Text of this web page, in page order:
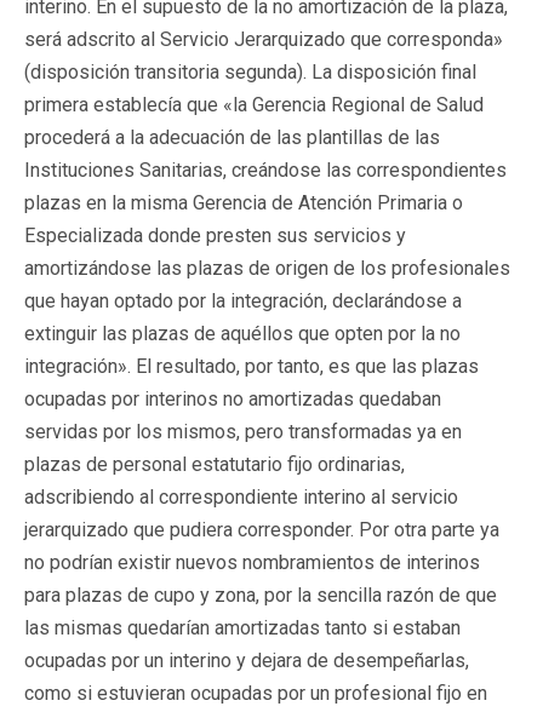
interino. En el supuesto de la no amortización de la plaza,
será adscrito al Servicio Jerarquizado que corresponda»
(disposición transitoria segunda). La disposición final
primera establecía que «la Gerencia Regional de Salud
procederá a la adecuación de las plantillas de las
Instituciones Sanitarias, creándose las correspondientes
plazas en la misma Gerencia de Atención Primaria o
Especializada donde presten sus servicios y
amortizándose las plazas de origen de los profesionales
que hayan optado por la integración, declarándose a
extinguir las plazas de aquéllos que opten por la no
integración». El resultado, por tanto, es que las plazas
ocupadas por interinos no amortizadas quedaban
servidas por los mismos, pero transformadas ya en
plazas de personal estatutario fijo ordinarias,
adscribiendo al correspondiente interino al servicio
jerarquizado que pudiera corresponder. Por otra parte ya
no podrían existir nuevos nombramientos de interinos
para plazas de cupo y zona, por la sencilla razón de que
las mismas quedarían amortizadas tanto si estaban
ocupadas por un interino y dejara de desempeñarlas,
como si estuvieran ocupadas por un profesional fijo en